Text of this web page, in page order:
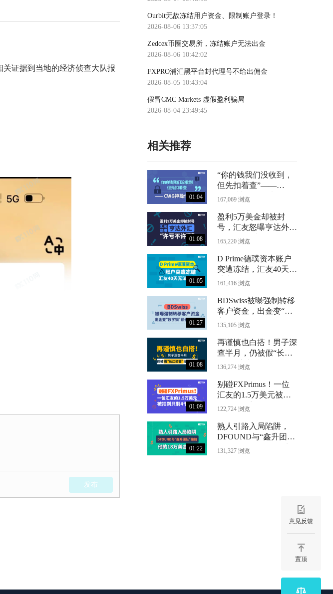
证据到当地的经济侦查大队报
发布
Ourbit无故冻结用户资金、限制账户登录！
2026-08-06 13:37:05
Zedcex币圈交易所，冻结账户无法出金
2026-08-06 10:42:02
FXPRO浦汇黑平台封代理号不给出佣金
2026-08-05 10:43:04
假冒CMC Markets 虚假盈利骗局
2026-08-04 23:49:45
相关推荐
01:04
“你的钱我们没收到，
但先扣着查”——
CWG神操作曝光
167,069 浏览
01:08
盈利5万美金却被封
号，汇友怒曝亨达外汇
“许亏不许赢”
165,220 浏览
01:05
D Prime德璞资本账户
突遭冻结，汇友40天无
法出金
161,416 浏览
01:27
BDSwiss被曝强制转移
客户资金，出金变“数
字铜”锁仓24个月
135,105 浏览
01:08
再谨慎也白搭！男子深
查半月，仍被假“长江
资管”骗光71万
136,274 浏览
01:09
别碰FXPrimus！一位
汇友的1.5万美元被扣
到只剩4千
122,724 浏览
01:22
熟人引路入局陷阱，
DFOUND与“鑫升团
队”跑路，他的18万美
131,327 浏览
意见反馈
置顶